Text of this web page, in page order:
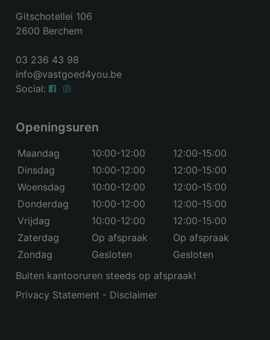
Gitschotellei 106
2600 Berchem
03 236 43 98
info@vastgoed4you.be
Social:
Openingsuren
Maandag 10:00-12:00
12:00-15:00
Dinsdag
10:00-12:00
12:00-15:00
Woensdag
10:00-12:00
12:00-15:00
Donderdag
10:00-12:00
12:00-15:00
Vrijdag
10:00-12:00
12:00-15:00
Zaterdag
Op afspraak
Op afspraak
Zondag
Gesloten
Gesloten
Buiten kantooruren steeds op afspraak!
Privacy Statement - Disclaimer